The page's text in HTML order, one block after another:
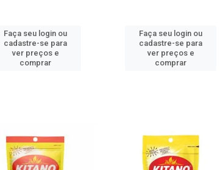
Faça seu login ou
cadastre-se para
ver preços e
comprar
Faça seu login ou
cadastre-se para
ver preços e
comprar